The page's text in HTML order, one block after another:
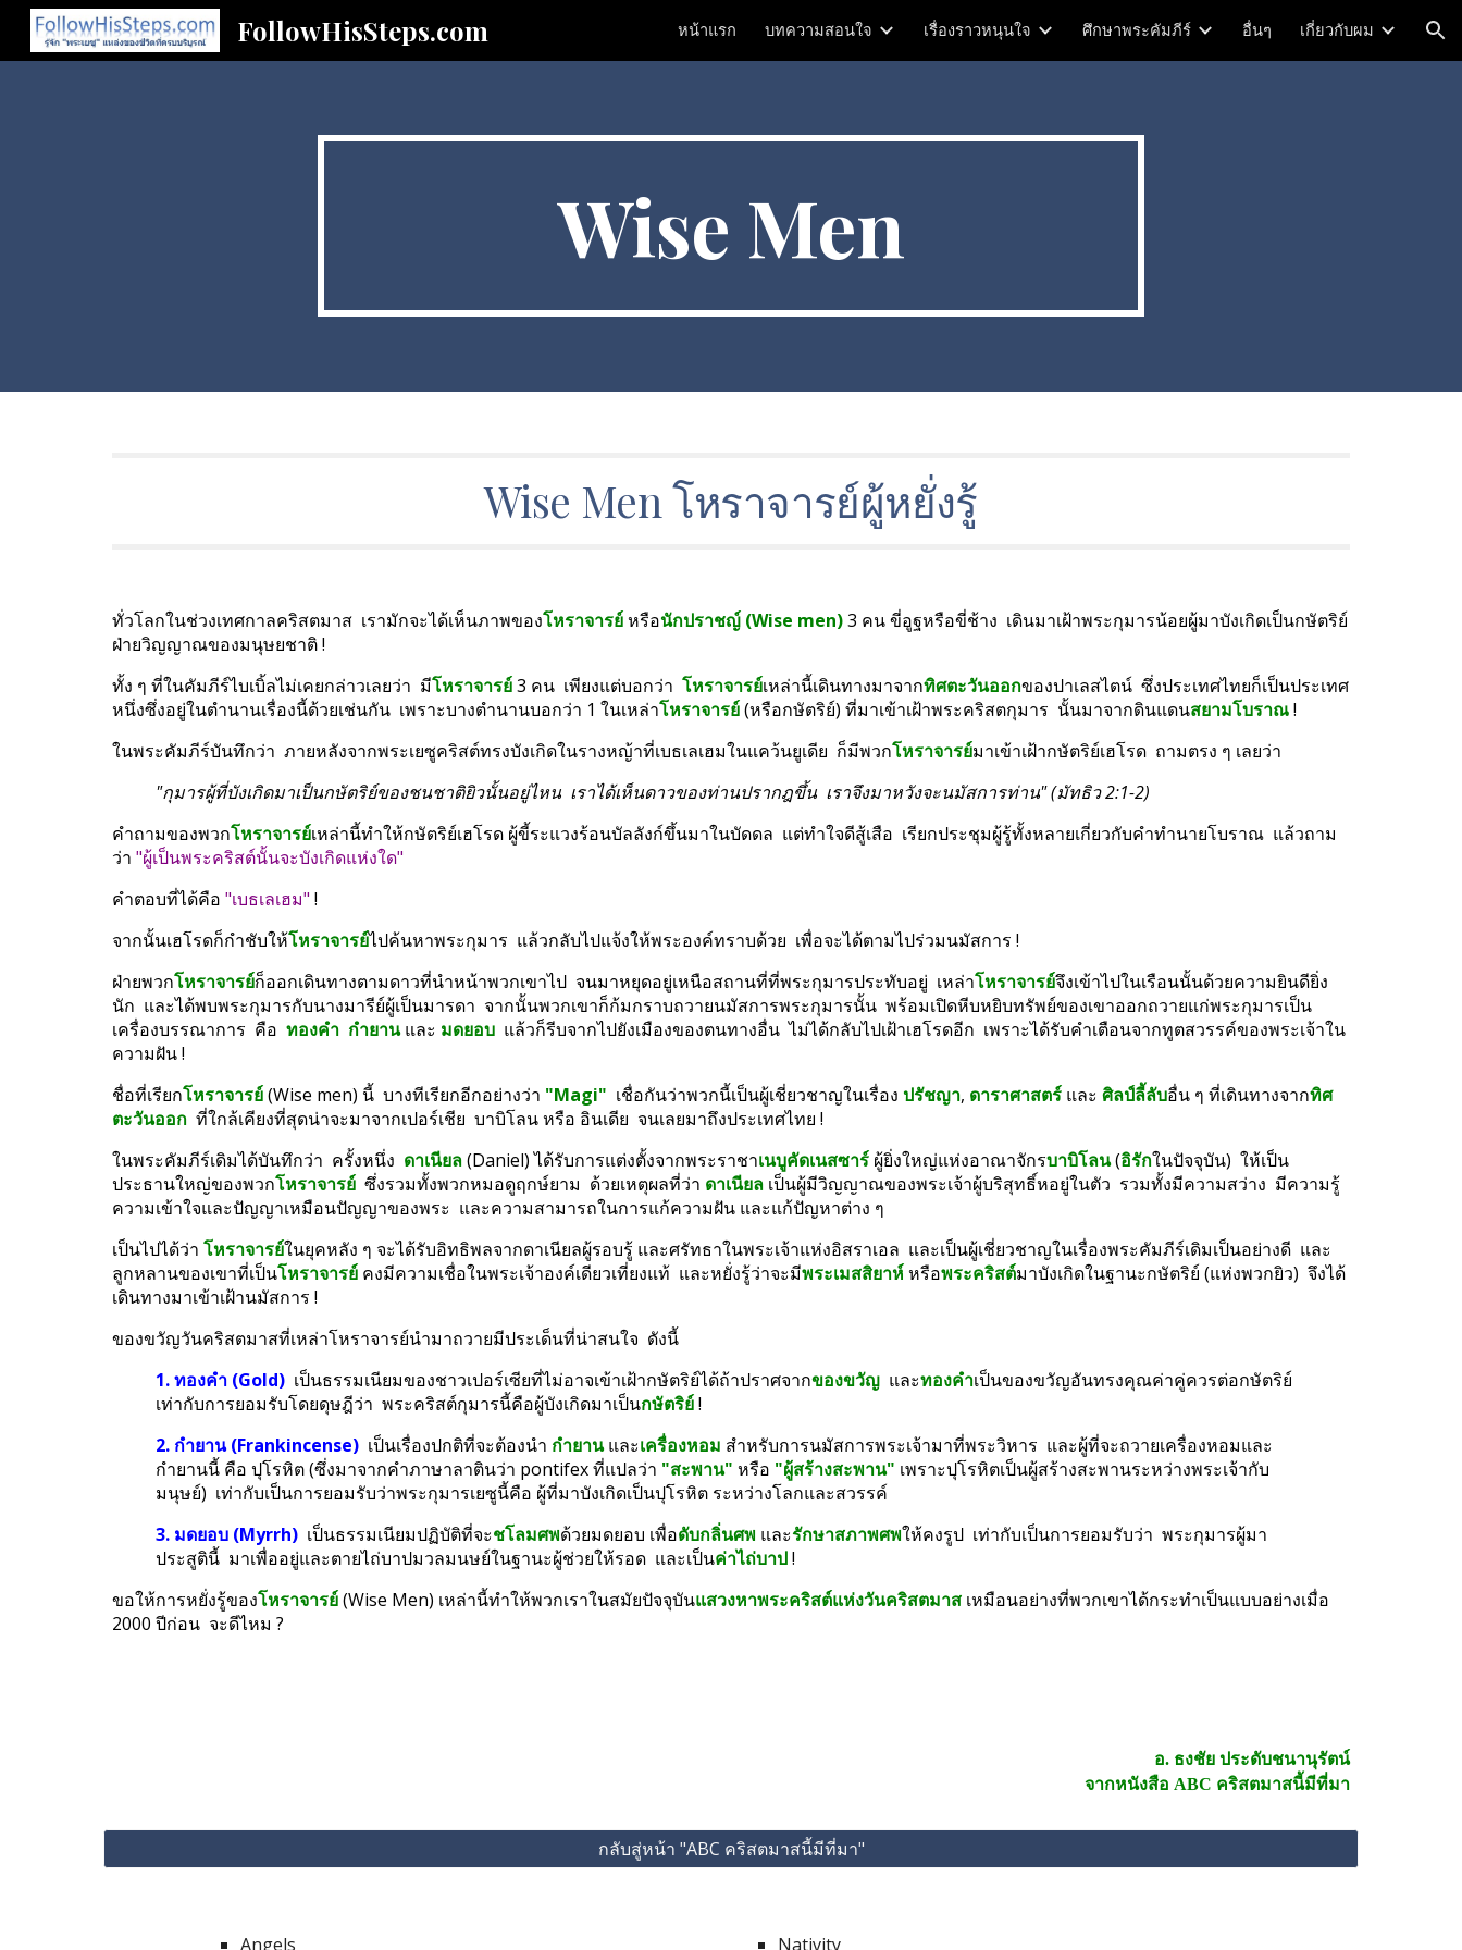
Skip to main content Skip to navigation
FollowHisSteps.com หน้าแรก บทความสอนใจ เรื่องราวหนุนใจ ศึกษาพระคัมภีร์ อื่นๆ เกี่ยวกับผม
Wise Men
Wise Men โหราจารย์ผู้หยั่งรู้
ทั่วโลกในช่วงเทศกาลคริสตมาส  เรามักจะได้เห็นภาพของโหราจารย์ หรือนักปราชญ์ (Wise men) 3 คน ขี่อูฐหรือขี่ช้าง  เดินมาเฝ้าพระกุมารน้อยผู้มาบังเกิดเป็นกษัตริย์
ฝ่ายวิญญาณของมนุษยชาติ !
ทั้ง ๆ ที่ในคัมภีร์ไบเบิ้ลไม่เคยกล่าวเลยว่า  มีโหราจารย์ 3 คน  เพียงแต่บอกว่า โหราจารย์เหล่านี้เดินทางมาจากทิศตะวันออกของปาเลสไตน์  ซึ่งประเทศไทยก็เป็นประเทศ
หนึ่งซึ่งอยู่ในตำนานเรื่องนี้ด้วยเช่นกัน  เพราะบางตำนานบอกว่า 1 ในเหล่าโหราจารย์ (หรือกษัตริย์) ที่มาเข้าเฝ้าพระคริสตกุมาร  นั้นมาจากดินแดนสยามโบราณ !
ในพระคัมภีร์บันทึกว่า  ภายหลังจากพระเยซูคริสต์ทรงบังเกิดในรางหญ้าที่เบธเลเฮมในแคว้นยูเดีย  ก็มีพวกโหราจารย์มาเข้าเฝ้ากษัตริย์เฮโรด  ถามตรง ๆ เลยว่า
"กุมารผู้ที่บังเกิดมาเป็นกษัตริย์ของชนชาติยิวนั้นอยู่ไหน  เราได้เห็นดาวของท่านปรากฎขึ้น  เราจึงมาหวังจะนมัสการท่าน" (มัทธิว 2:1-2)
คำถามของพวกโหราจารย์เหล่านี้ทำให้กษัตริย์เฮโรด ผู้ขี้ระแวงร้อนบัลลังก์ขึ้นมาในบัดดล  แต่ทำใจดีสู้เสือ  เรียกประชุมผู้รู้ทั้งหลายเกี่ยวกับคำทำนายโบราณ  แล้วถาม
ว่า "ผู้เป็นพระคริสต์นั้นจะบังเกิดแห่งใด"
คำตอบที่ได้คือ "เบธเลเฮม" !
จากนั้นเฮโรดก็กำชับให้โหราจารย์ไปค้นหาพระกุมาร  แล้วกลับไปแจ้งให้พระองค์ทราบด้วย  เพื่อจะได้ตามไปร่วมนมัสการ !
ฝ่ายพวกโหราจารย์ก็ออกเดินทางตามดาวที่นำหน้าพวกเขาไป  จนมาหยุดอยู่เหนือสถานที่ที่พระกุมารประทับอยู่  เหล่าโหราจารย์จึงเข้าไปในเรือนนั้นด้วยความยินดียิ่ง
นัก  และได้พบพระกุมารกับนางมารีย์ผู้เป็นมารดา  จากนั้นพวกเขาก็ก้มกราบถวายนมัสการพระกุมารนั้น  พร้อมเปิดหีบหยิบทรัพย์ของเขาออกถวายแก่พระกุมารเป็น
เครื่องบรรณาการ  คือ ทองคำ  กำยาน และ มดยอบ
  แล้วก็รีบจากไปยังเมืองของตนทางอื่น  ไม่ได้กลับไปเฝ้าเฮโรดอีก  เพราะได้รับคำเตือนจากทูตสวรรค์ของพระเจ้าใน
ความฝัน !
ชื่อที่เรียกโหราจารย์ (Wise men) นี้  บางทีเรียกอีกอย่างว่า "Magi"
  เชื่อกันว่าพวกนี้เป็นผู้เชี่ยวชาญในเรื่อง
ปรัชญา, ดาราศาสตร์ และ ศิลป์ลี้ลับอื่น ๆ ที่เดินทางจากทิศ
ตะวันออก
  ที่ใกล้เคียงที่สุดน่าจะมาจากเปอร์เชีย  บาบิโลน หรือ อินเดีย  จนเลยมาถึงประเทศไทย !
ในพระคัมภีร์เดิมได้บันทึกว่า  ครั้งหนึ่ง ดาเนียล (Daniel) ได้รับการแต่งตั้งจากพระราชาเนบูคัดเนสซาร์ ผู้ยิ่งใหญ่แห่งอาณาจักรบาบิโลน (อิรักในปัจจุบัน)  ให้เป็น
ประธานใหญ่ของพวกโหราจารย์
  ซึ่งรวมทั้งพวกหมอดูฤกษ์ยาม  ด้วยเหตุผลที่ว่า
ดาเนียล เป็นผู้มีวิญญาณของพระเจ้าผู้บริสุทธิ์หอยู่ในตัว  รวมทั้งมีความสว่าง  มีความรู้
ความเข้าใจและปัญญาเหมือนปัญญาของพระ  และความสามารถในการแก้ความฝัน และแก้ปัญหาต่าง ๆ
เป็นไปได้ว่า โหราจารย์ในยุคหลัง ๆ จะได้รับอิทธิพลจากดาเนียลผู้รอบรู้ และศรัทธาในพระเจ้าแห่งอิสราเอล  และเป็นผู้เชี่ยวชาญในเรื่องพระคัมภีร์เดิมเป็นอย่างดี  และ
ลูกหลานของเขาที่เป็นโหราจารย์ คงมีความเชื่อในพระเจ้าองค์เดียวเที่ยงแท้  และหยั่งรู้ว่าจะมีพระเมสสิยาห์ หรือพระคริสต์มาบังเกิดในฐานะกษัตริย์ (แห่งพวกยิว)  จึงได้
เดินทางมาเข้าเฝ้านมัสการ !
ของขวัญวันคริสตมาสที่เหล่าโหราจารย์นำมาถวายมีประเด็นที่น่าสนใจ  ดังนี้
1. ทองคำ (Gold) เป็นธรรมเนียมของชาวเปอร์เซียที่ไม่อาจเข้าเฝ้ากษัตริย์ได้ถ้าปราศจากของขวัญ
  และ
ทองคำเป็นของขวัญอันทรงคุณค่าคู่ควรต่อกษัตริย์
เท่ากับการยอมรับโดยดุษฎีว่า  พระคริสต์กุมารนี้คือผู้บังเกิดมาเป็นกษัตริย์ !
2. กำยาน (Frankincense)
  เป็นเรื่องปกติที่จะต้องนำ
กำยาน และเครื่องหอม สำหรับการนมัสการพระเจ้ามาที่พระวิหาร  และผู้ที่จะถวายเครื่องหอมและ
กำยานนี้ คือ ปุโรหิต (ซึ่งมาจากคำภาษาลาตินว่า pontifex ที่แปลว่า "สะพาน" หรือ "ผู้สร้างสะพาน" เพราะปุโรหิตเป็นผู้สร้างสะพานระหว่างพระเจ้ากับ
มนุษย์)  เท่ากับเป็นการยอมรับว่าพระกุมารเยซูนี้คือ ผู้ที่มาบังเกิดเป็นปุโรหิต ระหว่างโลกและสวรรค์
3. มดยอบ (Myrrh)
  เป็นธรรมเนียมปฏิบัติที่จะ
ชโลมศพด้วยมดยอบ เพื่อดับกลิ่นศพ และรักษาสภาพศพให้คงรูป  เท่ากับเป็นการยอมรับว่า  พระกุมารผู้มา
ประสูตินี้  มาเพื่ออยู่และตายไถ่บาปมวลมนษย์ในฐานะผู้ช่วยให้รอด  และเป็นค่าไถ่บาป !
ขอให้การหยั่งรู้ของโหราจารย์ (Wise Men) เหล่านี้ทำให้พวกเราในสมัยปัจจุบันแสวงหาพระคริสต์แห่งวันคริสตมาส เหมือนอย่างที่พวกเขาได้กระทำเป็นแบบอย่างเมื่อ
2000 ปีก่อน  จะดีไหม ?
อ. ธงชัย ประดับชนานุรัตน์
จากหนังสือ ABC คริสตมาสนี้มีที่มา
กลับสู่หน้า "ABC คริสตมาสนี้มีที่มา"
Angels
Nativity